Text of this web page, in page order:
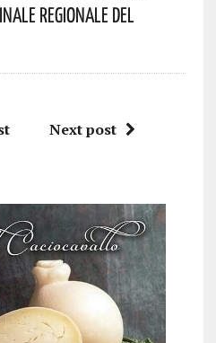
Regionale Del
Next post